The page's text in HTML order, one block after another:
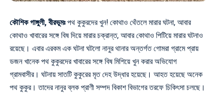
কৌশিক গাঙ্গুলী, বীরভূমঃপথ কুকুরদের খুন! কোথাও থেঁতলে মারার ঘটনা, আবার
কোথাও খাবারের সঙ্গে বিষ দিয়ে মারার চক্রান্ত, আবার কোথাও পিটিয়ে মারার ঘটনাও
রয়েছে। এবার এরকম এক ঘটনা ঘটলো নানুর থানার অন্তর্গত গোমরা গ্রামে প্রায়
ডজন খানেক পথ কুকুরদের খাবারের সঙ্গে বিষ মিশিয়ে খুন করার অভিযোগ
গ্রামবাসীর। ঘটনায় সাতটি কুকুরের মৃত দেহ উদ্ধার হয়েছে। আহত হয়েছে অনেক
পথ কুকুর। তাদের নানুর ব্লক প্রাণী সম্পদ বিকাশ বিভাগের তরফে চিকিৎসা চলছে।